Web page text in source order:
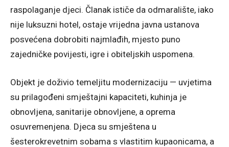
raspolaganje djeci. Članak ističe da odmaralište, iako
nije luksuzni hotel, ostaje vrijedna javna ustanova
posvećena dobrobiti najmlađih, mjesto puno
zajedničke povijesti, igre i obiteljskih uspomena.
Objekt je doživio temeljitu modernizaciju — uvjetima
su prilagođeni smještajni kapaciteti, kuhinja je
obnovljena, sanitarije obnovljene, a oprema
osuvremenjena. Djeca su smještena u
šesterokrevetnim sobama s vlastitim kupaonicama, a